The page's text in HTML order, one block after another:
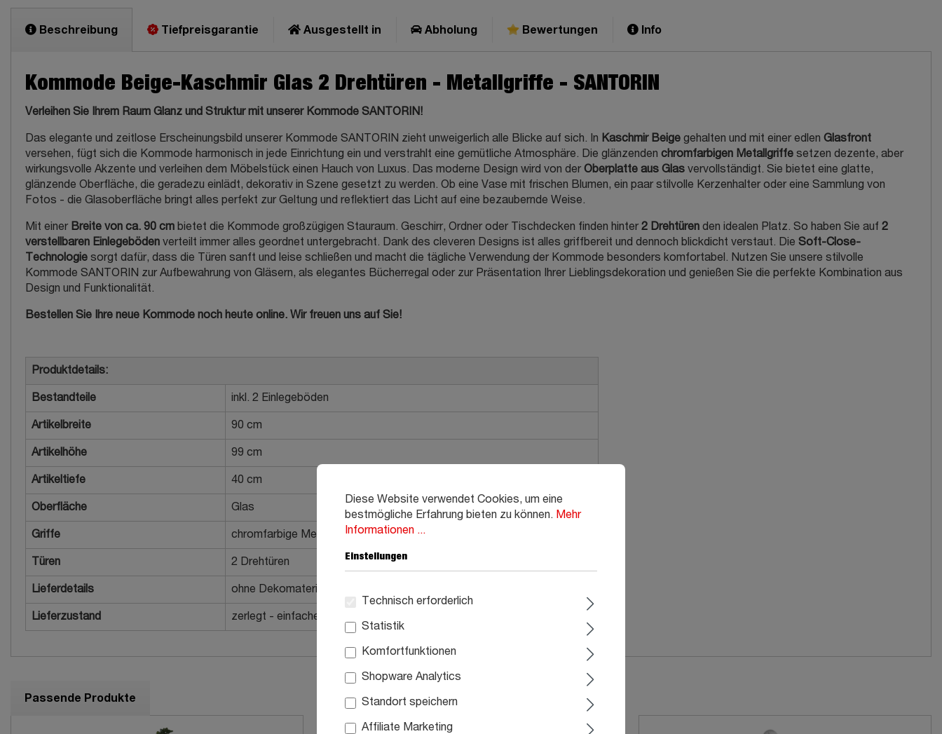
Beschreibung Tiefpreisgarantie Ausgestellt in Abholung Bewertungen Info
Kommode Beige-Kaschmir Glas 2 Drehtüren - Metallgriffe - SANTORIN
Verleihen Sie Ihrem Raum Glanz und Struktur mit unserer Kommode SANTORIN!
Das elegante und zeitlose Erscheinungsbild unserer Kommode SANTORIN zieht unweigerlich alle Blicke auf sich. In Kaschmir Beige gehalten und mit einer edlen Glasfront
versehen, fügt sich die Kommode harmonisch in jede Einrichtung ein und verstrahlt eine gemütliche Atmosphäre. Die glänzenden chromfarbigen Metallgriffe setzen dezente, aber
wirkungsvolle Akzente und verleihen dem Möbelstück einen Hauch von Luxus. Das moderne Design wird von der Oberplatte aus Glas vervollständigt. Sie bietet eine glatte,
glänzende Oberfläche, die geradezu einlädt, dekorativ in Szene gesetzt zu werden. Ob eine Vase mit frischen Blumen, ein paar stilvolle Kerzenhalter oder eine Sammlung von
Fotos - die Glasoberfläche bringt alles perfekt zur Geltung und reflektiert das Licht auf eine bezaubernde Weise.
Mit einer Breite von ca. 90 cm bietet die Kommode großzügigen Stauraum. Geschirr, Ordner oder Tischdecken finden hinter 2 Drehtüren den idealen Platz. So haben Sie auf 2
verstellbaren Einlegeböden verteilt immer alles geordnet untergebracht. Dank des cleveren Designs ist alles griffbereit und dennoch blickdicht verstaut. Die Soft-Close-
Technologie sorgt dafür, dass die Türen sanft und leise schließen und macht die tägliche Verwendung der Kommode besonders komfortabel. Nutzen Sie unsere stilvolle
Kommode SANTORIN zur Aufbewahrung von Gläsern, als elegantes Bücherregal oder zur Präsentation Ihrer Lieblingsdekoration und genießen Sie die perfekte Kombination aus
Design und Funktionalität.
Bestellen Sie Ihre neue Kommode noch heute online. Wir freuen uns auf Sie!
Produktdetails:
Bestandteile inkl. 2 Einlegeböden
Artikelbreite 90 cm
Artikelhöhe 99 cm
Artikeltiefe 40 cm
Oberfläche Glas
Griffe chromfarbige Metallgriffe
Türen 2 Drehtüren
Lieferdetails ohne Dekomaterial
Lieferzustand zerlegt - einfache Montage, Aufbauanleitung
Passende Produkte
Diese Website verwendet Cookies, um eine
bestmögliche Erfahrung bieten zu können. Mehr
Informationen ...
Einstellungen
Technisch erforderlich
Statistik
Komfortfunktionen
Shopware Analytics
Standort speichern
Affiliate Marketing